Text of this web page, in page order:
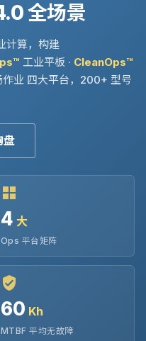
全场景
计算，构建
工业平板 · CleanOps™
作业 四大平台，200+ 型号
盘
4 大
Ops 平台矩阵
60 Kh
MTBF 平均无故障